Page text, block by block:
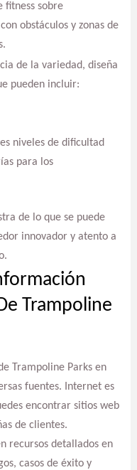
fitness sobre
obstáculos y zonas de
de la variedad, diseña
pueden incluir:
niveles de dificultad
para los
de lo que se puede
innovador y atento a
Trampoline
Trampoline Parks en
fuentes. Internet es
encontrar sitios web
de clientes.
recursos detallados en
casos de éxito y